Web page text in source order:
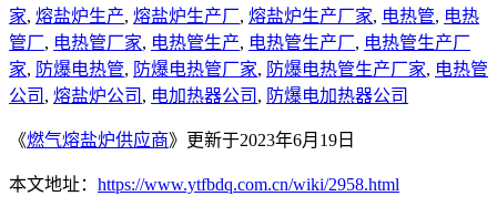
家, 熔盐炉生产, 熔盐炉生产厂, 熔盐炉生产厂家, 电热管, 电热
管厂, 电热管厂家, 电热管生产, 电热管生产厂, 电热管生产厂
家, 防爆电热管, 防爆电热管厂家, 防爆电热管生产厂家, 电热管
公司 , 熔盐炉公司 , 电加热器公司 , 防爆电加热器公司
《燃气熔盐炉供应商》更新于2023年6月19日
本文地址： https://www.ytfbdq.com.cn/wiki/2958.html